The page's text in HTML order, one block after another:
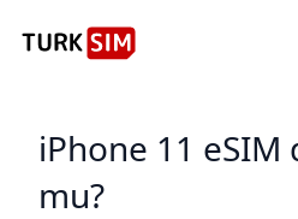
iPhone 11
mu?